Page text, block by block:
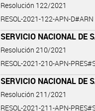
Resolución 122/2021
RESOL-2021-122-APN-D#ARN
SERVICIO NACIONAL DE
Resolución 210/2021
RESOL-2021-210-APN-
SERVICIO NACIONAL DE
Resolución 211/2021
RESOL-2021-211-APN-